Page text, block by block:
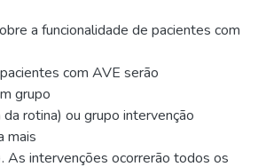
a funcionalidade de pacientes com
com AVE serão
grupo
rotina) ou grupo intervenção
mais
As intervenções ocorrerão todos os